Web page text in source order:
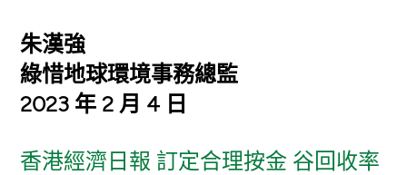
朱漢強
綠惜地球環境事務總監
2023 年 2 月 4 日
香港經濟日報 訂定合理按金 谷回收率